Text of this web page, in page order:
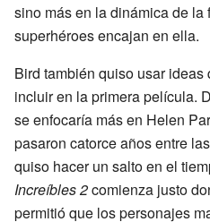
sino más en la dinámica de la
superhéroes encajan en ella.
Bird también quiso usar
incluir en la primera película.
se enfocaría más en Helen
pasaron catorce años entre
quiso hacer un salto en el
Increíbles 2comienza justo
permitió que los personajes